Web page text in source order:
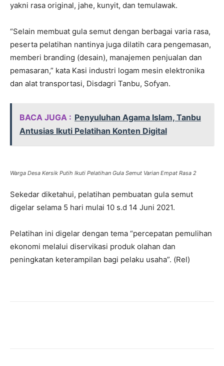
yakni rasa original, jahe, kunyit, dan temulawak.
“Selain membuat gula semut dengan berbagai varia rasa,
peserta pelatihan nantinya juga dilatih cara pengemasan,
memberi branding (desain), manajemen penjualan dan
pemasaran,” kata Kasi industri logam mesin elektronika
dan alat transportasi, Disdagri Tanbu, Sofyan.
BACA JUGA : Penyuluhan Agama Islam, Tanbu
Antusias Ikuti Pelatihan Konten Digital
Warga Desa Kersik Putih Ikuti Pelatihan Gula Semut Varian Empat Rasa 2
Sekedar diketahui, pelatihan pembuatan gula semut
digelar selama 5 hari mulai 10 s.d 14 Juni 2021.
Pelatihan ini digelar dengan tema “percepatan pemulihan
ekonomi melalui diservikasi produk olahan dan
peningkatan keterampilan bagi pelaku usaha”. (Rel)